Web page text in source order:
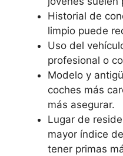
Historial de
limpio puede
Uso del
profesional o
Modelo y
coches más
más asegurar.
Lugar de
mayor índice
tener primas